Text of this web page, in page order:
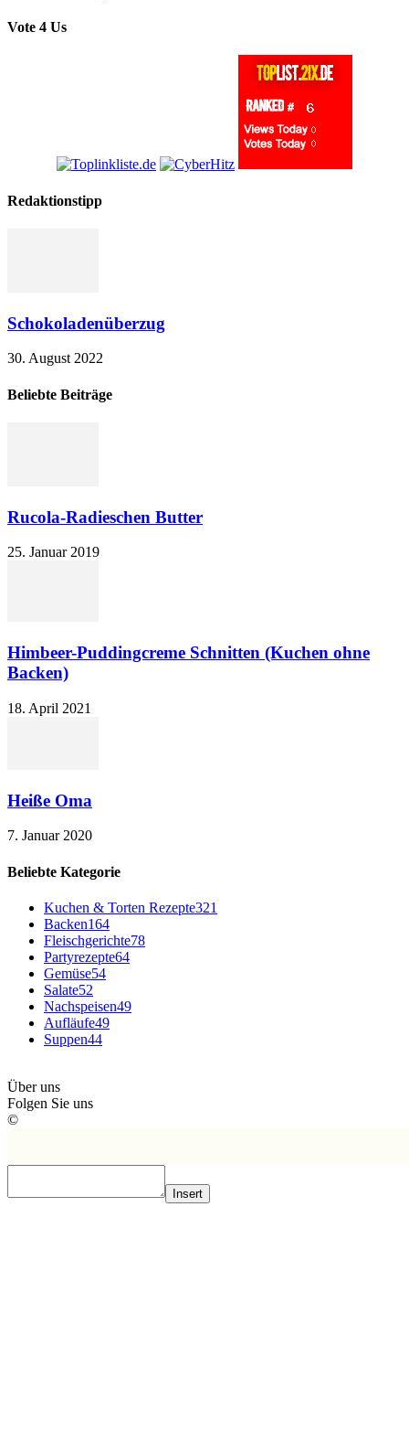
Vote 4 Us
Redaktionstipp
Schokoladenüberzug
30. August 2022
Beliebte Beiträge
Rucola-Radieschen Butter
25. Januar 2019
Himbeer-Puddingcreme Schnitten (Kuchen ohne
Backen)
18. April 2021
Heiße Oma
7. Januar 2020
Beliebte Kategorie
Kuchen & Torten Rezepte321
Backen164
Fleischgerichte78
Partyrezepte64
Gemüse54
Salate52
Nachspeisen49
Aufläufe49
Suppen44
Über uns
Folgen Sie uns
©
Insert